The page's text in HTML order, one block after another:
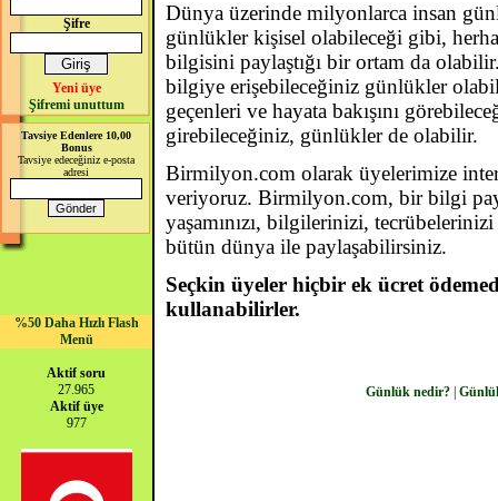
Şifre
Yeni üye
Şifremi unuttum
Tavsiye Edenlere 10,00
Bonus
Tavsiye edeceğiniz e-posta
adresi
%50 Daha Hızlı Flash
Menü
Aktif soru
27.965
Aktif üye
977
Dünya üzerinde milyonlarca insan
günlükler kişisel olabileceği gibi,
bilgisini paylaştığı bir ortam da
bilgiye erişebileceğiniz günlükler
geçenleri ve hayata bakışını
girebileceğiniz, günlükler de olabilir.
Birmilyon.com olarak üyelerimize
veriyoruz. Birmilyon.com, bir bilgi
yaşamınızı, bilgilerinizi,
bütün dünya ile paylaşabilirsiniz.
Seçkin üyeler hiçbir ek ücret
kullanabilirler.
Günlük nedir?|